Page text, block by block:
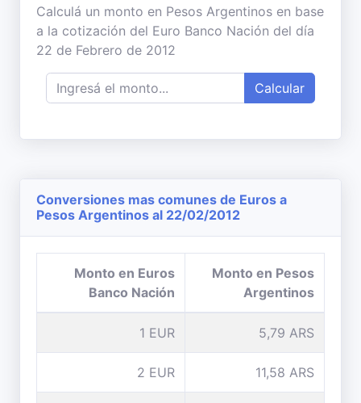
Calculá un monto en Pesos Argentinos en base
a la cotización del Euro Banco Nación del día
22 de Febrero de 2012
Calcular
Conversiones mas comunes de Euros a
Pesos Argentinos al 22/02/2012
Monto en Euros
Banco Nación
Monto en Pesos
Argentinos
1 EUR 5,79 ARS
2 EUR 11,58 ARS